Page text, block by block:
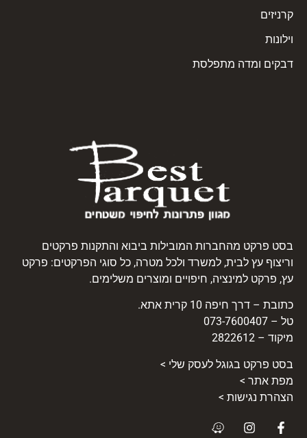
קרניזים
וילונות
דבקים ומדה מתפלסת
בסט פרקט מהחברות המובילות ביבוא והתקנות פרקטים
וריצוף עץ לבית, למשרד ולכל מטרה, כל סוגי הפרקטים: פרקט
עץ, פרקט למינציה, חיפויים ומוצרים משלימים.
כתובת – דרך חיפה 10 קרית אתא.
טל – 073-7600407
מיקוד – 2822612
בסט פרקט בגוגל לעסק שלי >
מפת אתר >
הצהרת נגישות >